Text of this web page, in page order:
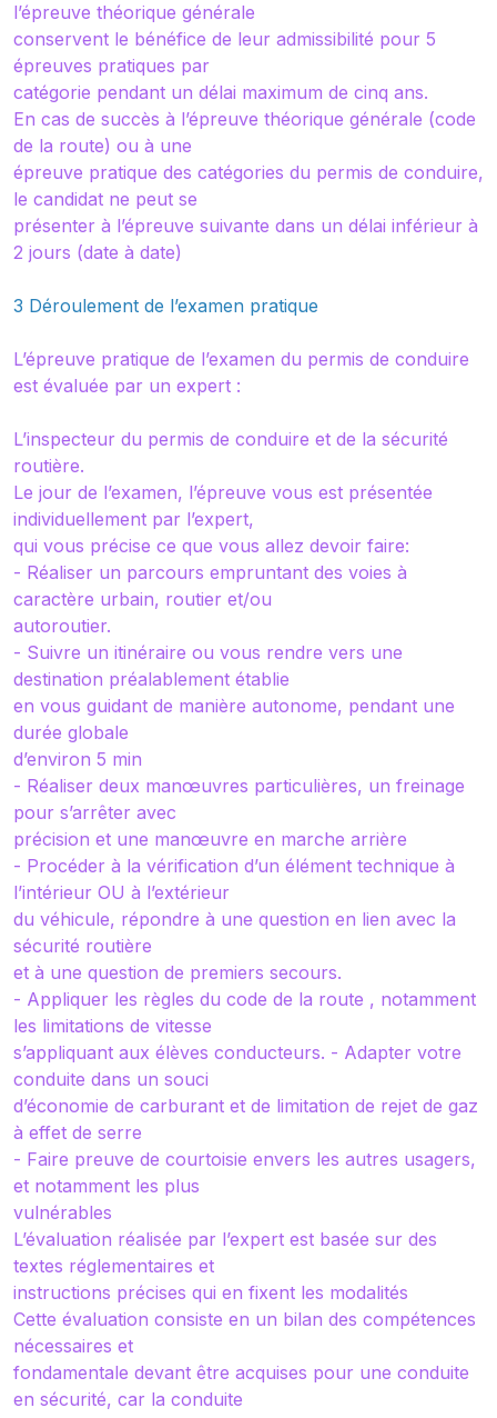
l’épreuve théorique générale
conservent le bénéfice de leur admissibilité pour 5
épreuves pratiques par
catégorie pendant un délai maximum de cinq ans.
En cas de succès à l’épreuve théorique générale (code
de la route) ou à une
épreuve pratique des catégories du permis de conduire,
le candidat ne peut se
présenter à l’épreuve suivante dans un délai inférieur à
2 jours (date à date)
3 Déroulement de l’examen pratique
L’épreuve pratique de l’examen du permis de conduire
est évaluée par un expert :
L’inspecteur du permis de conduire et de la sécurité
routière.
Le jour de l’examen, l’épreuve vous est présentée
individuellement par l’expert,
qui vous précise ce que vous allez devoir faire:
- Réaliser un parcours empruntant des voies à
caractère urbain, routier et/ou
autoroutier.
- Suivre un itinéraire ou vous rendre vers une
destination préalablement établie
en vous guidant de manière autonome, pendant une
durée globale
d’environ 5 min
- Réaliser deux manœuvres particulières, un freinage
pour s’arrêter avec
précision et une manœuvre en marche arrière
- Procéder à la vérification d’un élément technique à
l’intérieur OU à l’extérieur
du véhicule, répondre à une question en lien avec la
sécurité routière
et à une question de premiers secours.
- Appliquer les règles du code de la route , notamment
les limitations de vitesse
s’appliquant aux élèves conducteurs. - Adapter votre
conduite dans un souci
d’économie de carburant et de limitation de rejet de gaz
à effet de serre
- Faire preuve de courtoisie envers les autres usagers,
et notamment les plus
vulnérables
L’évaluation réalisée par l’expert est basée sur des
textes réglementaires et
instructions précises qui en fixent les modalités
Cette évaluation consiste en un bilan des compétences
nécessaires et
fondamentale devant être acquises pour une conduite
en sécurité, car la conduite